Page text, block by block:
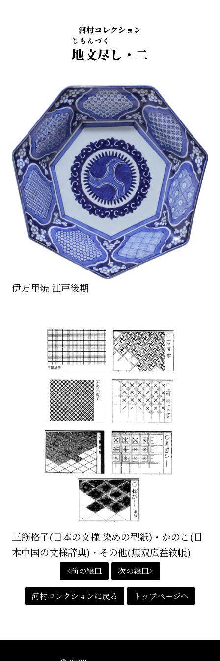
河村コレクション
地文尽
じもんづく
し・二
伊万里焼 江戸後期
三筋格子(日本の文様 染めの型紙)・かのこ(日
本中国の文様辞典)・その他(無双広益紋帳)
<前の絵皿 次の絵皿>
河村コレクションに戻る トップページへ